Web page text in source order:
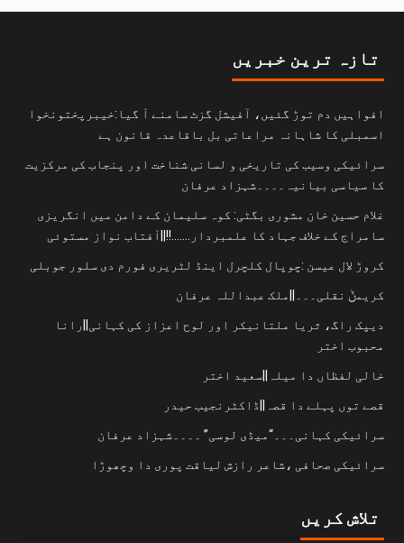
تازہ ترین خبریں
افواہیں دم توڑ گئیں، آفیشل گزٹ سامنے آ گیا:خیبرپختونخوا
اسمبلی کا شاہانہ مراعاتی بل باقاعدہ قانون ہے
سرائیکی وسیب کی تاریخی و لسانی شناخت اور پنجاب کی مرکزیت
کا سیاسی بیانیہ۔۔۔۔شہزاد عرفان
غلام حسین خان مشوری بگٹی: کوہ سلیمان کے دامن میں انگریزی
سامراج کے خلاف جہاد کا علمبردار…….!!||آفتاب نواز مستوئی
کروڑ لال عیسن :چوپال کلچرل اینڈ لٹریری فورم دی سلور جوبلی
کریمݨ نقلی۔۔۔||ملک عبداللہ عرفان
دیپک راگ، ثریا ملتانیکر اور لوح اعزاز کی کہانی||رانا
محبوب اختر
خالی لفظاں دا میلہ||سعید اختر
قصے توں پہلے دا قصہ||ڈاکٹرنجیب حیدر
سرائیکی کہانی۔۔۔“میڈی لوسی” ۔۔۔۔شہزاد عرفان
سرائیکی صحافی ،شاعر رازش لیاقت پوری دا وچھوڑا
تلاش کریں